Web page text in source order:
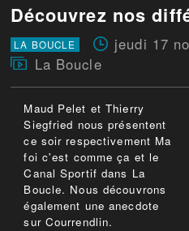
Découvrez nos
LA BOUCLE jeudi 17
La Boucle
Maud Pelet et Thierry
Siegfried nous présentent
ce soir respectivement Ma
foi c'est comme ça et le
Canal Sportif dans La
Boucle. Nous découvrons
également une anecdote
sur Courrendlin.